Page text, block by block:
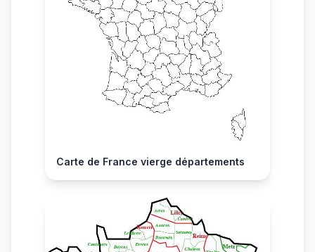
Carte de France vierge départements